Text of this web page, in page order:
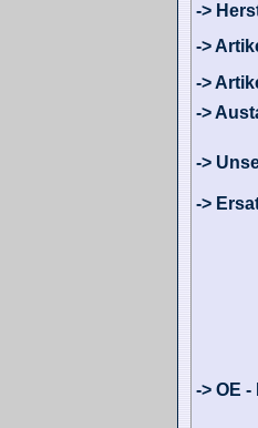
->
->
->
->
->
->
-> OE